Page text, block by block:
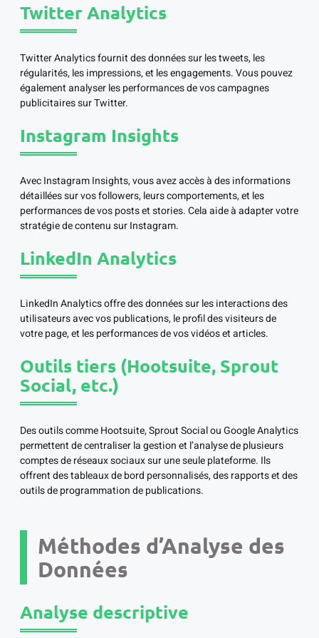
Twitter Analytics
Twitter Analytics fournit des données sur les tweets, les
régularités, les impressions, et les engagements. Vous pouvez
également analyser les performances de vos campagnes
publicitaires sur Twitter.
Instagram Insights
Avec Instagram Insights, vous avez accès à des informations
détaillées sur vos followers, leurs comportements, et les
performances de vos posts et stories. Cela aide à adapter votre
stratégie de contenu sur Instagram.
LinkedIn Analytics
LinkedIn Analytics offre des données sur les interactions des
utilisateurs avec vos publications, le profil des visiteurs de
votre page, et les performances de vos vidéos et articles.
Outils tiers (Hootsuite, Sprout
Social, etc.)
Des outils comme Hootsuite, Sprout Social ou Google Analytics
permettent de centraliser la gestion et l’analyse de plusieurs
comptes de réseaux sociaux sur une seule plateforme. Ils
offrent des tableaux de bord personnalisés, des rapports et des
outils de programmation de publications.
Méthodes d’Analyse des
Données
Analyse descriptive